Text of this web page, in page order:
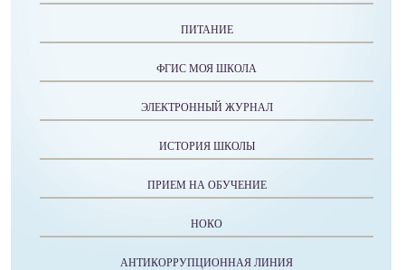
ПИТАНИЕ
ФГИС МОЯ ШКОЛА
ЭЛЕКТРОННЫЙ ЖУРНАЛ
ИСТОРИЯ ШКОЛЫ
ПРИЕМ НА ОБУЧЕНИЕ
НОКО
АНТИКОРРУПЦИОННАЯ ЛИНИЯ